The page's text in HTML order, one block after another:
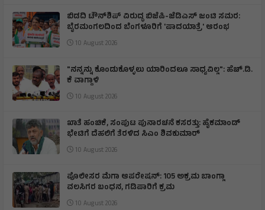
ಬಿಡದಿ ಟೌನ್‌ಶಿಪ್ ವಿರುದ್ಧ ಬಿಜೆಪಿ-ಜೆಡಿಎಸ್ ಜಂಟಿ ಸಮರ:
ಬೈರಮಂಗಲದಿಂದ ಬೆಂಗಳೂರಿಗೆ 'ಪಾದಯಾತ್ರೆ' ಆರಂಭ
10 August 2026
"ನನ್ನನ್ನು ಕೊಂಡುಕೊಳ್ಳಲು ಯಾರಿಂದಲೂ ಸಾಧ್ಯವಿಲ್ಲ": ಹೆಚ್.ಡಿ.
ಕೆ ವಾಗ್ದಾಳಿ
10 August 2026
ಖಾತೆ ಹಂಚಿಕೆ, ಸಂಪುಟ ಪುನಾರಚನೆ ಕಸರತ್ತು: ಹೈಕಮಾಂಡ್
ಭೇಟಿಗೆ ದೆಹಲಿಗೆ ತೆರಳಿದ ಸಿಎಂ ಶಿವಕುಮಾರ್
10 August 2026
ಪೊಲೀಸರ ಮೆಗಾ ಆಪರೇಷನ್: 105 ಅಕ್ರಮ ಬಾಂಗ್ಲಾ
ವಲಸಿಗರ ಬಂಧನ, ಗಡಿಪಾರಿಗೆ ಕ್ರಮ
10 August 2026